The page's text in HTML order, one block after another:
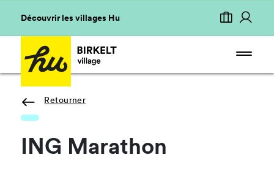
Découvrir les villages Hu
Retourner
ING Marathon